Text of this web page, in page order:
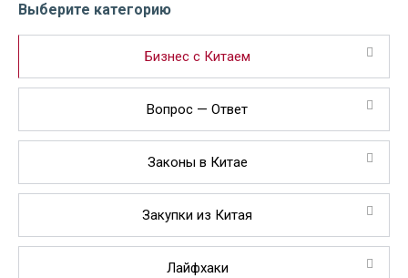
Выберите категорию
Бизнес с Китаем
Вопрос — Ответ
Законы в Китае
Закупки из Китая
Лайфхаки